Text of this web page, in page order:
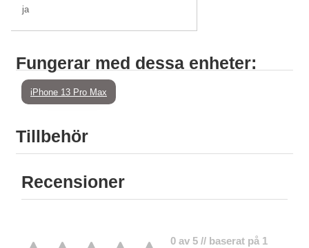
ja
Fungerar med dessa enheter:
iPhone 13 Pro Max
Tillbehör
Recensioner
0 av 5 // baserat på 1